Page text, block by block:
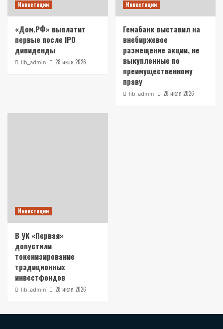
Инвестиции
«Дом.РФ» выплатит
первые после IPO
дивиденды
lib_admin 28 июля 2026
Инвестиции
Гемабанк выставил на
внебиржевое
размещение акции, не
выкупленные по
преимущественному
праву
lib_admin 28 июля 2026
Инвестиции
В УК «Первая»
допустили
токенизирование
традиционных
инвестфондов
lib_admin 28 июля 2026